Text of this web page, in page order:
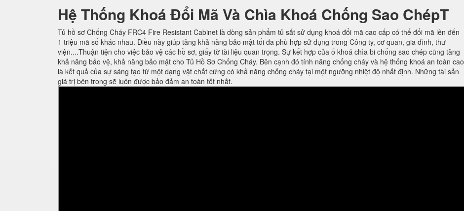
Hệ Thống Khoá Đổi Mã Và Chìa Khoá Chống Sao ChépT
Tủ hồ sơ Chống Cháy FRC4 Fire Resistant Cabinet là dòng sản phẩm tủ sắt sử dụng khoá đổi mã cao cấp có thể đổi mã lên đến
1 triệu mã số khác nhau. Điều này giúp tăng khả năng bảo mật tối đa phù hợp sử dụng trong Công ty, cơ quan, gia đình, thư
viện....Thuận tiện cho việc bảo vệ các hồ sơ, giấy tờ tài liệu quan trọng. Sự kết hợp của ổ khoá chìa bi chống sao chép cũng tăng
khả năng bảo vệ, khả năng bảo mật cho Tủ Hồ Sơ Chống Cháy. Bên cạnh đó tính năng chống cháy và hệ thống khoá an toàn cao
là kết quả của sự sáng tạo từ một dạng vật chất cứng có khả năng chống cháy tại một ngưỡng nhiệt độ nhất định. Những tài sản
giá trị bên trong sẽ luôn được bảo đảm an toàn tốt nhất.